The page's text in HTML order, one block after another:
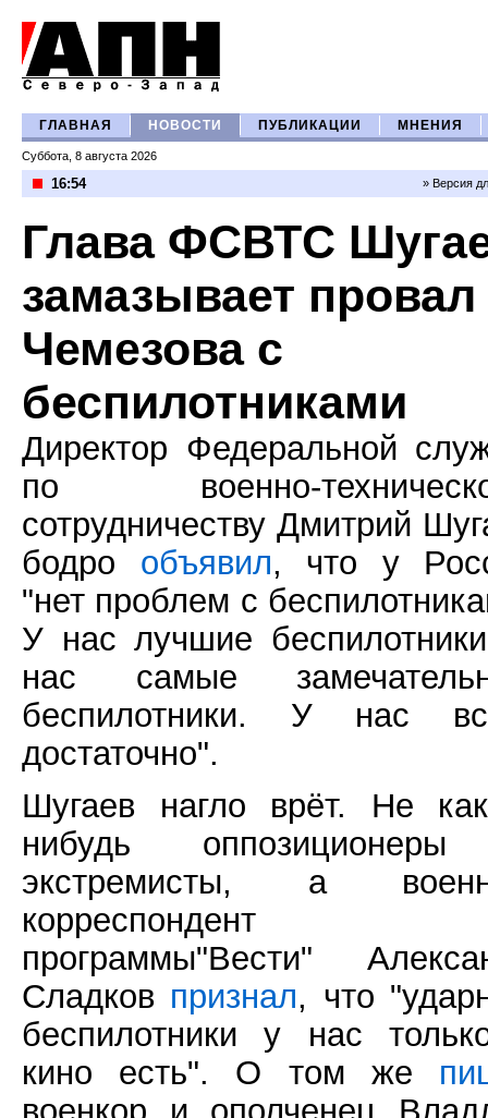
ГЛАВНАЯ НОВОСТИ ПУБЛИКАЦИИ МНЕНИЯ
Суббота, 8 августа 2026
16:54 » Версия
Глава ФСВТС
замазывает провал
Чемезова с
беспилотниками
Директор Федеральной
по военно-
сотрудничеству Дмитрий
бодро объявил, что у
"нет проблем с
У нас лучшие
нас самые
беспилотники. У нас
достаточно".
Шугаев нагло врёт. Не
нибудь
экстремисты, а
корреспондент
программы"Вести"
Сладков признал, что
беспилотники у нас
кино есть". О том же
военкор и ополченец